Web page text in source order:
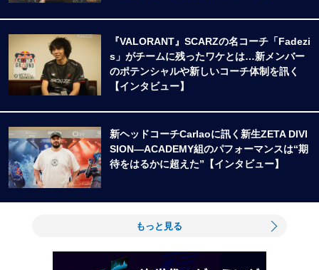
『VALORANT』SCARZの名コーチ「Fadezi
s」がチームに残ったワケとは…新メンバー
のポテンシャルや新しいコーチ体制を訊く
【インタビュー】
新ヘッドコーチCarlaoに訊く新生ZETA DIVI
SION―ACADEMY組のパフォーマンスは“期
待をはるかに超えた”【インタビュー】
もっと見る